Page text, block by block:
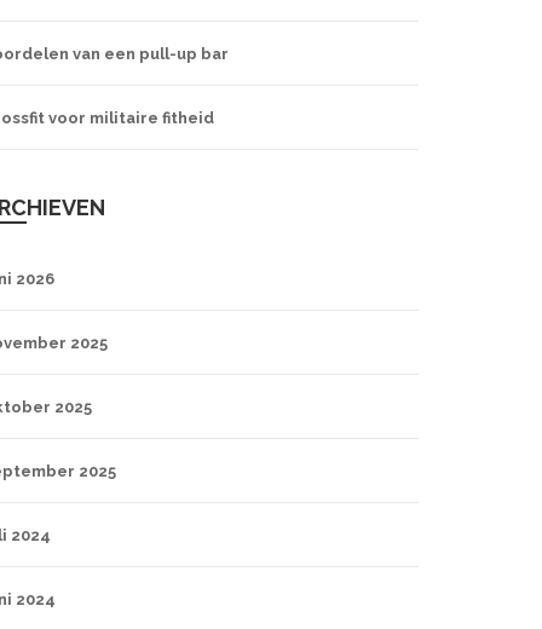
van een pull-up bar
voor militaire fitheid
2026
2025
2025
2025
2024
2024